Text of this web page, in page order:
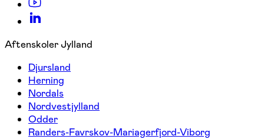
Aftenskoler Jylland
Djursland
Herning
Nordals
Nordvestjylland
Odder
Randers-Favrskov-Mariagerfjord-Viborg